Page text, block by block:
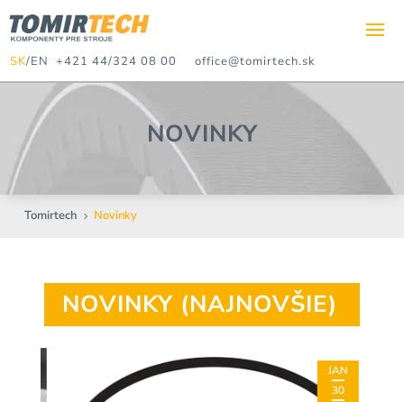
SK/EN +421 44/324 08 00 office@tomirtech.sk
NOVINKY
Tomirtech 5 Novinky
NOVINKY (NAJNOVŠIE)
JAN